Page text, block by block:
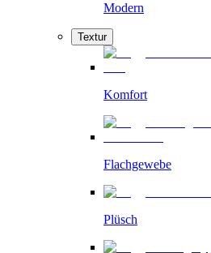
Modern
Textur
Komfort
Flachgewebe
Plüsch